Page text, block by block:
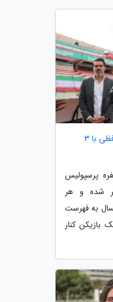
تصمیم سخت یحیی؛ خداحافظی با 3
حاضر فهرست 19نفره پرسپولیس
پر شده و هر
به فهرست
بازیکن کنار